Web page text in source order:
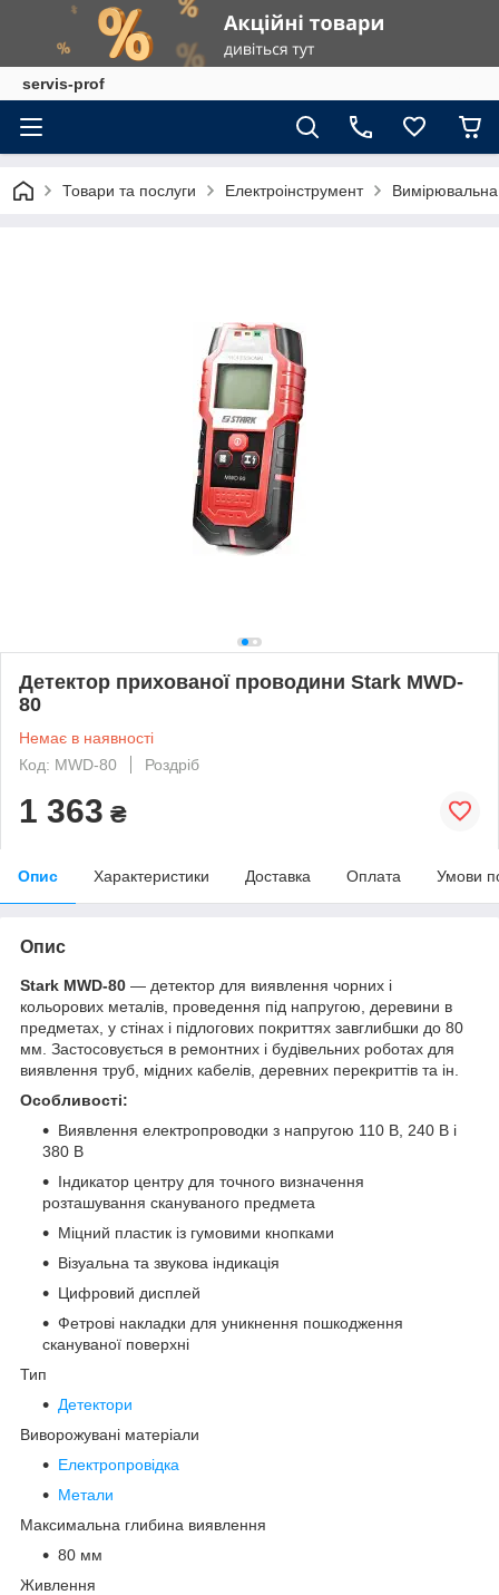
servis-prof
Товари та послуги Електроінструмент Вимірювальна
Детектор прихованої проводини Stark MWD-
80
Немає в наявності
Код: MWD-80
Роздріб
1 363 ₴
Опис Характеристики Доставка Оплата Умови
Опис
Stark MWD-80 — детектор для виявлення чорних і
кольорових металів, проведення під напругою, деревини в
предметах, у стінах і підлогових покриттях завглибшки до 80
мм. Застосовується в ремонтних і будівельних роботах для
виявлення труб, мідних кабелів, деревних перекриттів та ін.
Особливості:
Виявлення електропроводки з напругою 110 В, 240 В і
380 В
Індикатор центру для точного визначення
розташування скануваного предмета
Міцний пластик із гумовими кнопками
Візуальна та звукова індикація
Цифровий дисплей
Фетрові накладки для уникнення пошкодження
скануваної поверхні
Тип
Детектори
Виворожувані матеріали
Електропровідка
Метали
Максимальна глибина виявлення
80 мм
Живлення